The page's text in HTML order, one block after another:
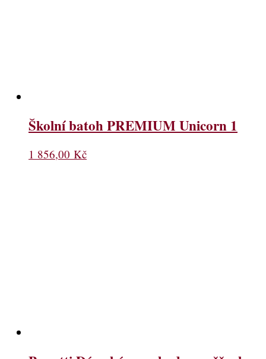
Školní batoh PREMIUM Unicorn 1
1 856,00 Kč